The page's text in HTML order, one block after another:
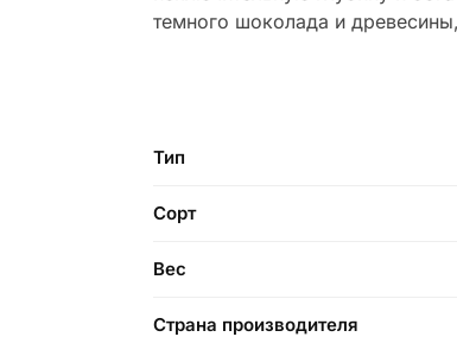
темного шоколада и
Тип
Сорт
Вес
Страна производителя